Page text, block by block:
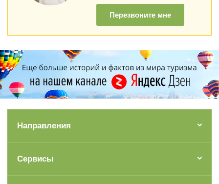
Перезвоните мне
Направления
Сервисы